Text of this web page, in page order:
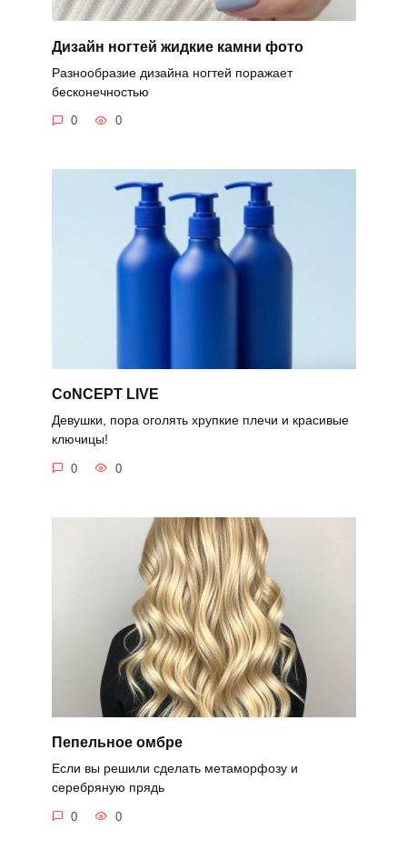
Дизайн ногтей жидкие камни фото
Разнообразие дизайна ногтей поражает
бесконечностью
0 0
CoNCEPT LIVE
Девушки, пора оголять хрупкие плечи и красивые
ключицы!
0 0
Пепельное омбре
Если вы решили сделать метаморфозу и
серебряную прядь
0 0